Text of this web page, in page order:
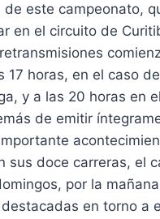
este campeonato,
en el circuito de
17 horas, en el caso
y a las 20 horas en
de emitir
sus doce carreras, el
por la
en torno a